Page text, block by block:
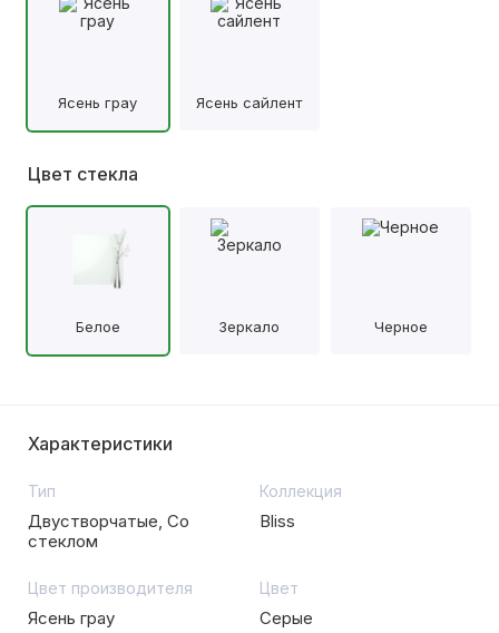
Ясень грау Ясень сайлент
Цвет стекла
Белое Зеркало Черное
Характеристики
Тип
Двустворчатые, Со
стеклом
Коллекция
Bliss
Цвет производителя
Ясень грау
Цвет
Серые